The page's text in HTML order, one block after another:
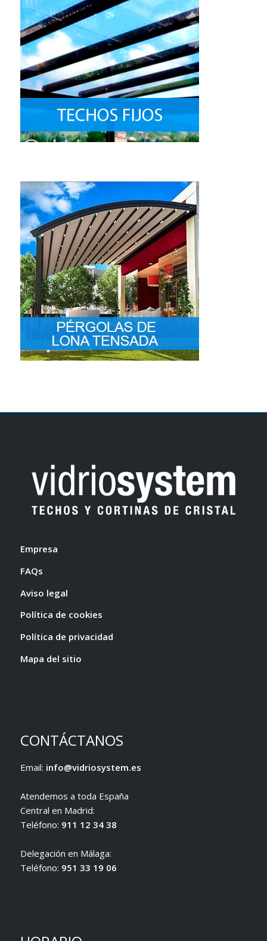
Empresa
FAQs
Aviso legal
Política de cookies
Política de privacidad
Mapa del sitio
CONTÁCTANOS
Email: info@vidriosystem.es
Atendemos a toda España
Central en Madrid:
Teléfono: 911 12 34 38
Delegación en Málaga:
Teléfono: 951 33 19 06